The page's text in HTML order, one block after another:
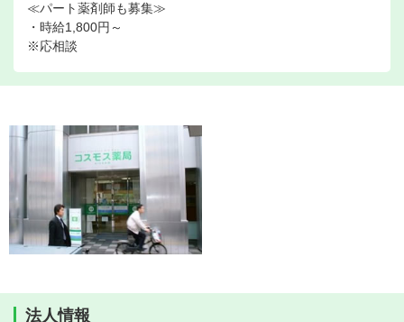
≪パート薬剤師も募集≫
・時給1,800円～
※応相談
法人情報